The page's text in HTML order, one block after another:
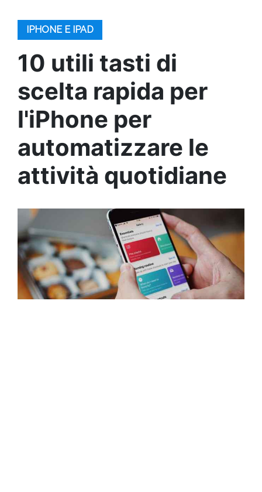
IPHONE E IPAD
10 utili tasti di
scelta rapida per
l'iPhone per
automatizzare le
attività quotidiane